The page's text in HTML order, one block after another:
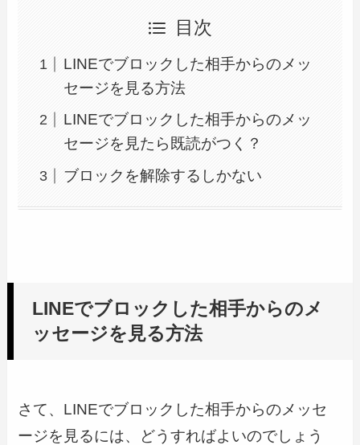
目次
LINEでブロックした相手からのメッ
セージを見る方法
LINEでブロックした相手からのメッ
セージを見たら既読がつく？
ブロックを解除するしかない
LINEでブロックした相手からのメ
ッセージを見る方法
さて、LINEでブロックした相手からのメッセ
ージを見るには、どうすればよいのでしょう